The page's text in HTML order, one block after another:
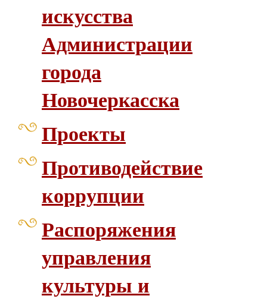
искусства
Администрации
города
Новочеркасска
Проекты
Противодействие
коррупции
Распоряжения
управления
культуры и